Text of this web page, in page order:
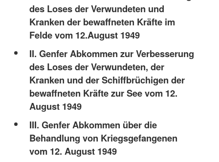
des Loses der Verwundeten und
Kranken der bewaffneten Kräfte im
Felde vom 12.August 1949
II. Genfer Abkommen zur Verbesserung
des Loses der Verwundeten, der
Kranken und der Schiffbrüchigen der
bewaffneten Kräfte zur See vom 12.
August 1949
III. Genfer Abkommen über die
Behandlung von Kriegsgefangenen
vom 12. August 1949